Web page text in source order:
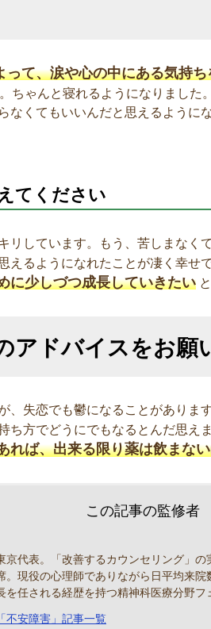
って、涙や心の中にある気持
。ちゃんと寝れるようになりました
なくてもいいんだと思えるように
てください
リしています。もう、苦しまなく
るようになれたことが凄く幸せで
に少しづつ成長していきたい
アドバイスをお願
、失恋でも鬱になることがありま
方でどうにでもなるとんだ思えま
れば、出来る限り薬は飲まな
この記事の監修者
京代表。「改善するカウンセリング」の
。現役の心理師でありながら日平均来院
を任される経歴を持つ精神科医療分野フ
「不安障害」記事一覧